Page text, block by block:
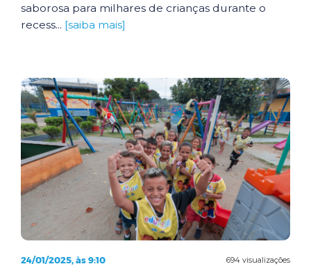
saborosa para milhares de crianças durante o
recess... [saiba mais]
694 visualizações
24/01/2025, às 9:10